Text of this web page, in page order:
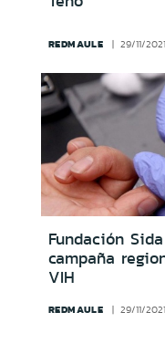
REDMAULE 29/11/
Fundación
campaña
VIH
REDMAULE 29/11/